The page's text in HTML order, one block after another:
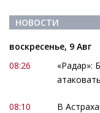
НОВОСТИ
воскресенье, 9 Авг
08:26
«Радар»:
08:10
В